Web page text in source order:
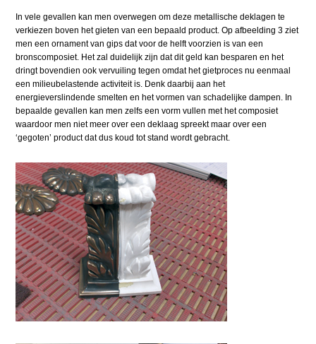
In vele gevallen kan men overwegen om deze metallische deklagen te
verkiezen boven het gieten van een bepaald product. Op afbeelding 3 ziet
men een ornament van gips dat voor de helft voorzien is van een
bronscomposiet. Het zal duidelijk zijn dat dit geld kan besparen en het
dringt bovendien ook vervuiling tegen omdat het gietproces nu eenmaal
een milieubelastende activiteit is. Denk daarbij aan het
energieverslindende smelten en het vormen van schadelijke dampen. In
bepaalde gevallen kan men zelfs een vorm vullen met het composiet
waardoor men niet meer over een deklaag spreekt maar over een
‘gegoten’ product dat dus koud tot stand wordt gebracht.